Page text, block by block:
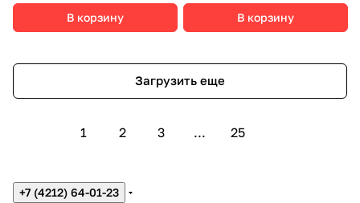
В корзину В корзину
Загрузить еще
1 2 3 ... 25
+7 (4212) 64-01-23